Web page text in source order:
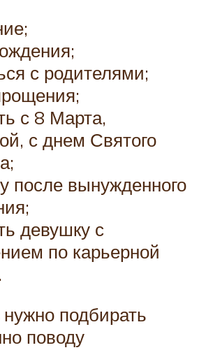
с родителями;
с 8 Марта,
с днем Святого
после вынужденного
девушку с
по карьерной
нужно подбирать
поводу